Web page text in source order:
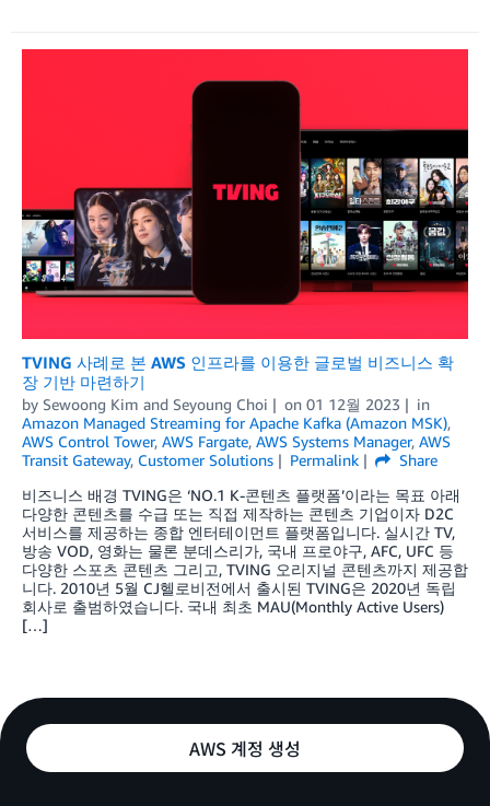
TVING 사례로 본 AWS 인프라를 이용한 글로벌 비즈니스 확
장 기반 마련하기
by Sewoong Kim and Seyoung Choi on 01 12월 2023
in
Amazon Managed Streaming for Apache Kafka (Amazon MSK),
AWS Control Tower, AWS Fargate, AWS Systems Manager, AWS
Transit Gateway, Customer Solutions Permalink
Share
비즈니스 배경 TVING은 ‘NO.1 K-콘텐츠 플랫폼’이라는 목표 아래
다양한 콘텐츠를 수급 또는 직접 제작하는 콘텐츠 기업이자 D2C
서비스를 제공하는 종합 엔터테이먼트 플랫폼입니다. 실시간 TV,
방송 VOD, 영화는 물론 분데스리가, 국내 프로야구, AFC, UFC 등
다양한 스포츠 콘텐츠 그리고, TVING 오리지널 콘텐츠까지 제공합
니다. 2010년 5월 CJ헬로비전에서 출시된 TVING은 2020년 독립
회사로 출범하였습니다. 국내 최초 MAU(Monthly Active Users)
[…]
AWS 계정 생성